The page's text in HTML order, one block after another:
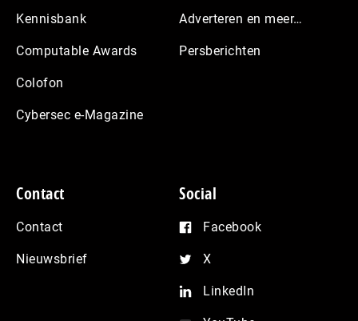
Kennisbank
Computable Awards
Colofon
Cybersec e-Magazine
Adverteren en meer…
Persberichten
Contact
Contact
Nieuwsbrief
Social
Facebook
X
LinkedIn